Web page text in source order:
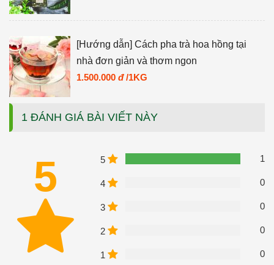
[Hướng dẫn] Cách pha trà hoa hồng tại
nhà đơn giản và thơm ngon
1.500.000 đ /1KG
1 ĐÁNH GIÁ BÀI VIẾT NÀY
5 5 1
4 0
3 0
2 0
1 0